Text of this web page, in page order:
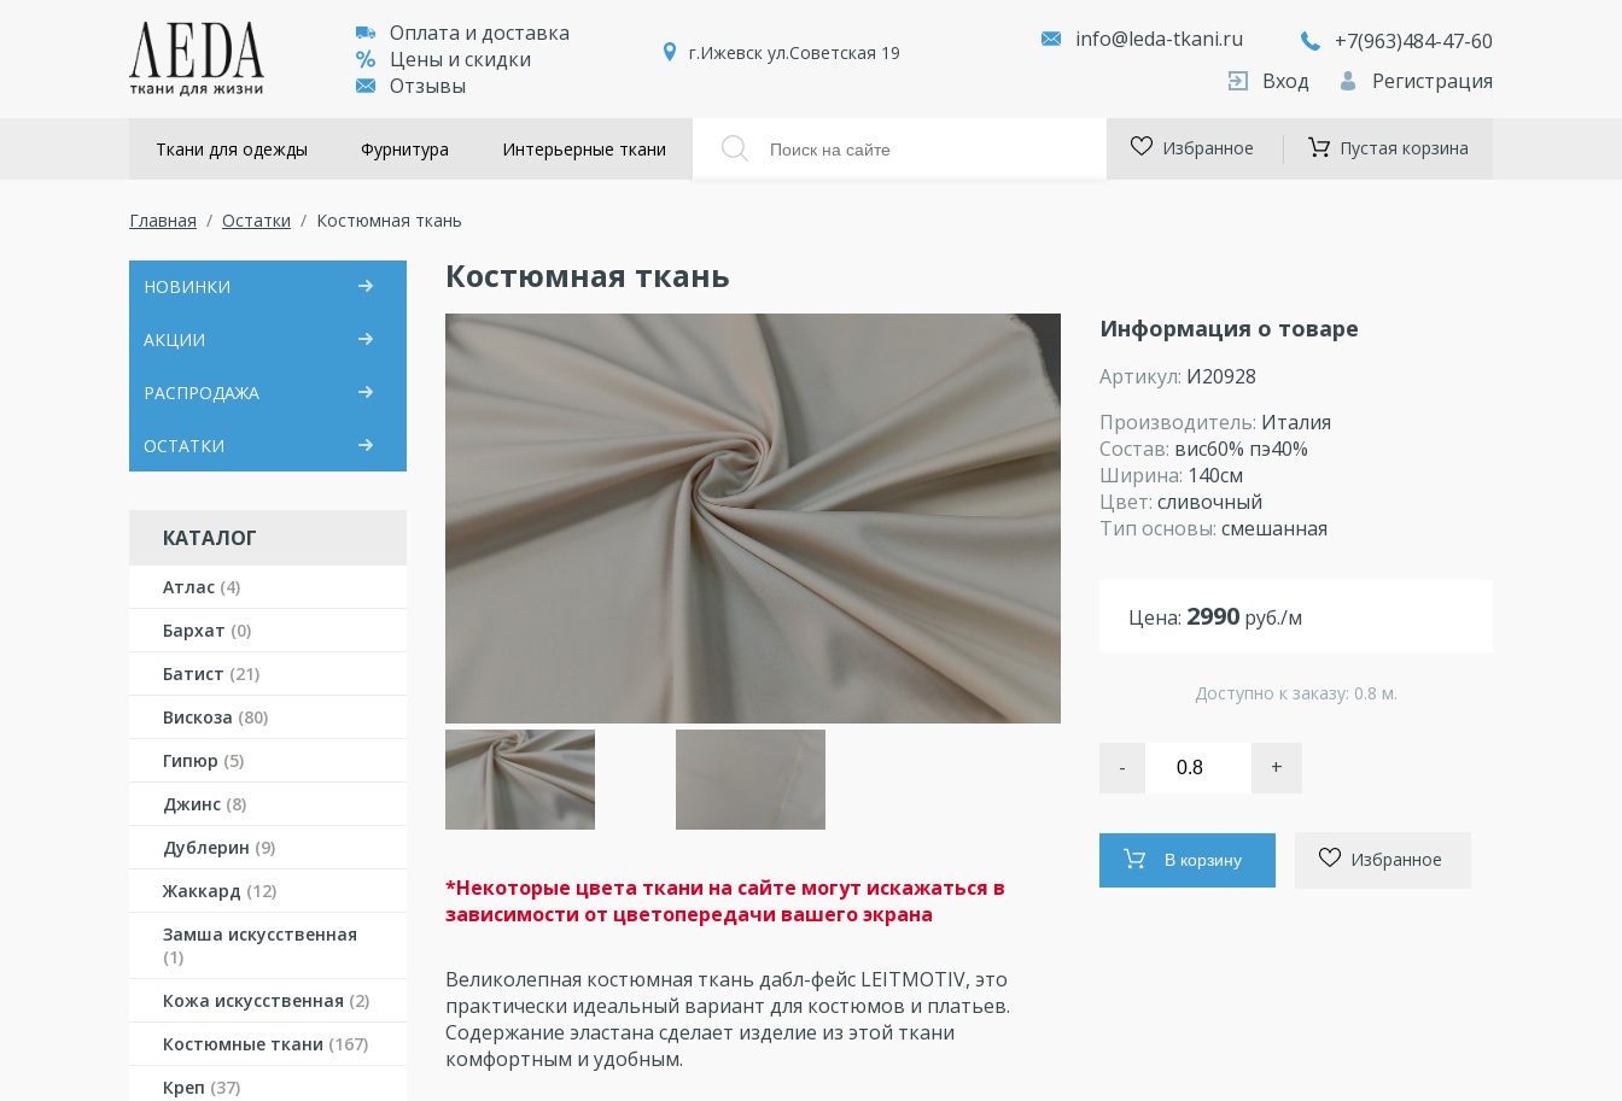
Оплата и доставка
Цены и скидки
Отзывы
г.Ижевск ул.Советская 19
info@leda-tkani.ru
+7(963)484-47-60
Вход
Регистрация
Ткани для одежды Фурнитура Интерьерные ткани Избранное Пустая корзина
Главная Остатки Костюмная ткань
НОВИНКИ
АКЦИИ
РАСПРОДАЖА
ОСТАТКИ
КАТАЛОГ
Атлас (4)
Бархат (0)
Батист (21)
Вискоза (80)
Гипюр (5)
Джинс (8)
Дублерин (9)
Жаккард (12)
Замша искусственная
(1)
Кожа искусственная (2)
Костюмные ткани (167)
Креп (37)
Костюмная ткань
*Некоторые цвета ткани на сайте могут искажаться в
зависимости от цветопередачи вашего экрана
Великолепная костюмная ткань дабл-фейс LEITMOTIV, это
практически идеальный вариант для костюмов и платьев.
Содержание эластана сделает изделие из этой ткани
комфортным и удобным.
Информация о товаре
Артикул: И20928
Производитель: Италия
Состав: вис60% пэ40%
Ширина: 140см
Цвет:сливочный
Тип основы:смешанная
Цена: 2990 руб./м
Доступно к заказу: 0.8 м.
- +
В корзину Избранное